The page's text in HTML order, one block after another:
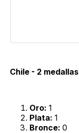
Chile - 2 medallas
Oro: 1
Plata: 1
Bronce: 0